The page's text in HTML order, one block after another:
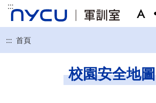
:::
::: 首頁
校園安全地圖